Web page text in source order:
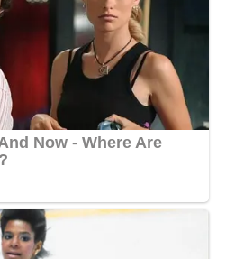
été enrichissante pour vous
elle a été une
m’a beaucoup appris sur les
limites. Le monde des concours
sacrifices et un
considérable, pour un taux de
les autres candidates